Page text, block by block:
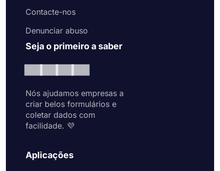
Contacte-nos
Denunciar abuso
Seja o primeiro a saber
Nós ajudamos empresas a
criar belos formulários e
coletar dados com
facilidade. 💜
Aplicações